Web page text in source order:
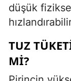
düşük
TUZ
MI?